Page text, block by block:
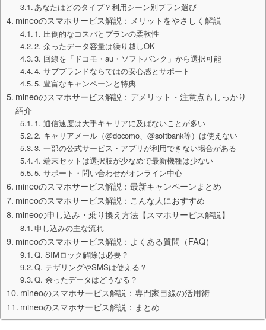
あなたはどのタイプ？利用シーン別プラン選び
mineoのスマホサービス解説：メリットをやさしく解説
1. 圧倒的なコスパとプランの柔軟性
2. 余ったデータ容量は繰り越しOK
3. 回線を「ドコモ・au・ソフトバンク」から選択可能
4. サブブランドならではの安心感とサポート
5. 豊富なキャンペーンと特典
mineoのスマホサービス解説：デメリット・注意点もしっかり
紹介
1. 通信速度は大手キャリアに及ばないことが多い
2. キャリアメール（@docomo、@softbank等）は使えない
3. 一部の公式サービス・アプリが利用できない場合がある
4. 端末セットは選択肢が少なめで最新機種は少ない
5. サポート・問い合わせがオンライン中心
mineoのスマホサービス解説：最新キャンペーンまとめ
mineoのスマホサービス解説：こんな人におすすめ
mineoの申し込み・乗り換え方法【スマホサービス解説】
申し込みの主な流れ
mineoのスマホサービス解説：よくある質問（FAQ）
Q. SIMロック解除は必要？
Q. テザリングやSMSは使える？
Q. 余ったデータはどうなる？
mineoのスマホサービス解説：専門家目線の活用術
mineoのスマホサービス解説：まとめ